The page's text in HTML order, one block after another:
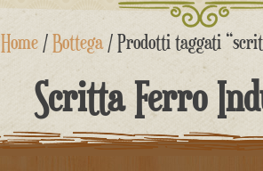
Salta
al
Home/Bottega/ Prodotti taggati
Scritta Ferro